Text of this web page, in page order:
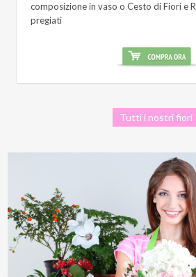
composizione in vaso o Cesto di Fiori e
pregiati
Tutti i nostri fiori